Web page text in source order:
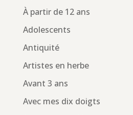
À partir de 12 ans
Adolescents
Antiquité
Artistes en herbe
Avant 3 ans
Avec mes dix doigts